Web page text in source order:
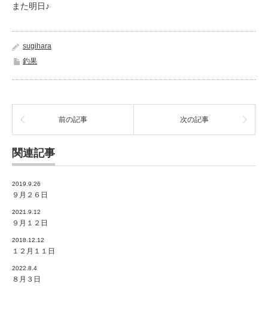
また明日♪
sugihara
釣果
前の記事 次の記事
関連記事
2019.9.26
９月２６日
2021.9.12
９月１２日
2018.12.12
１２月１１日
2022.8.4
８月３日